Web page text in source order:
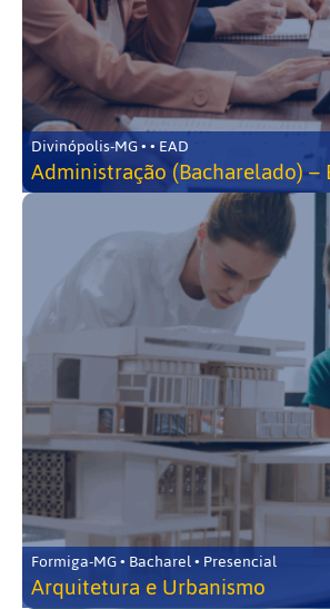
Divinópolis-MG • • EAD
Administração (Bacharelado) –
Formiga-MG • Bacharel • Presencial
Arquitetura e Urbanismo